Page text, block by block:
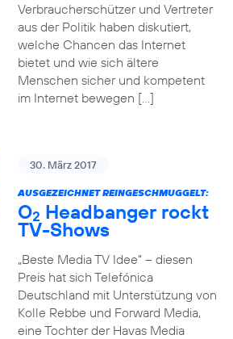
Verbraucherschützer und Vertreter
aus der Politik haben diskutiert,
welche Chancen das Internet
bietet und wie sich ältere
Menschen sicher und kompetent
im Internet bewegen […]
30. März 2017
AUSGEZEICHNET REINGESCHMUGGELT:
O2 Headbanger rockt
TV-Shows
„Beste Media TV Idee“ – diesen
Preis hat sich Telefónica
Deutschland mit Unterstützung von
Kolle Rebbe und Forward Media,
eine Tochter der Havas Media